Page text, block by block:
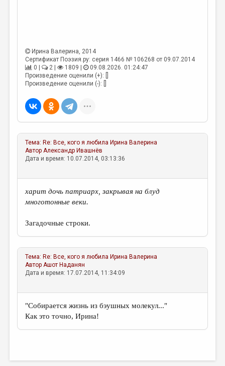
ЭССЕИСТИКА
ЛИТЕРАТУРОВЕДЕНИЕ
КУЛЬТУРОВЕДЕНИЕ
ПУБЛИЦИСТИКА
РЕЦЕНЗИРОВАНИЕ
ЦИКЛЫ ПУБЛИКАЦИЙ
ТРЕДИАКОВСКИЙ
ВКОНТАКТЕ
Ирина Валерина, 2014
Сертификат Поэзия.ру: серия 1466 № 106268 от 09.07.2014
0 |
2 | 1809 |
09.08.2026. 01:24:47
Произведение оценили (+): []
Произведение оценили (-): []
Тема: Re: Все, кого я любила Ирина Валерина
АвторАлександр Ивашнёв
Дата и время: 10.07.2014, 03:13:36
харит дочь патриарх, закрывая на блуд
многотонные веки.
Загадочные строки.
Тема: Re: Все, кого я любила Ирина Валерина
АвторАшот Наданян
Дата и время: 17.07.2014, 11:34:09
"Собирается жизнь из бэушных молекул..."
Как это точно, Ирина!